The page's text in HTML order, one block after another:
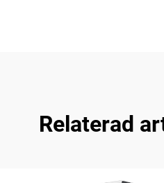
Relaterad